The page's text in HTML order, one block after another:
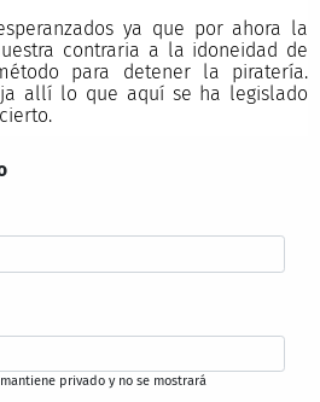
ya que por ahora la
contraria a la idoneidad de
para detener la piratería.
allí lo que aquí se ha legislado
privado y no se mostrará